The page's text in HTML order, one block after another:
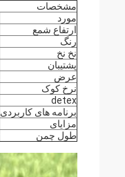
مشخصات
مورد
ارتفاع شمع
رنگ
نخ نخ
پشتیبان
عرض
نرخ کوک
detex
برنامه های کاربردی
مزایای
طول چمن